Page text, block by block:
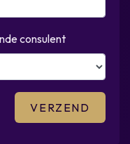
consulent